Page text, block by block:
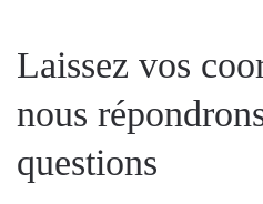
Laissez vos
nous
questions